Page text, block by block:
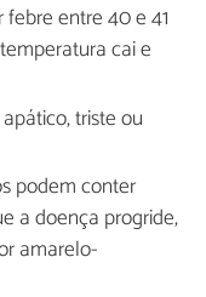
entre 40 e 41
cai e
triste ou
podem conter
a doença progride,
amarelo-